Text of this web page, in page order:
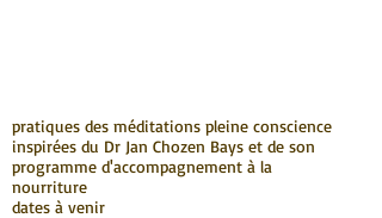
pratiques des méditations pleine conscience
inspirées du Dr Jan Chozen Bays et de son
programme d'accompagnement à la
nourriture
dates à venir